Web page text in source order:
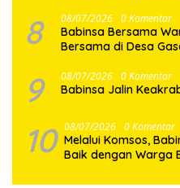
8 08/07/2026 0 Komentar
Babinsa Bersama
Bersama di Desa
9 08/07/2026 0 Komentar
Babinsa Jalin
10 08/07/2026 0 Komentar
Melalui Komsos,
Baik dengan Warga